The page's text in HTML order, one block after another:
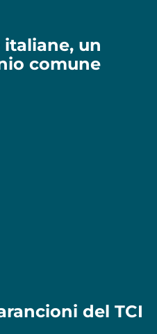
un
comune
del TCI